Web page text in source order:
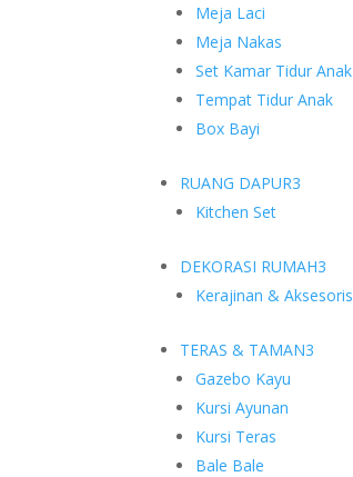
Meja Laci
Meja Nakas
Set Kamar Tidur Anak
Tempat Tidur Anak
Box Bayi
RUANG DAPUR3
Kitchen Set
DEKORASI RUMAH3
Kerajinan & Aksesoris
TERAS & TAMAN3
Gazebo Kayu
Kursi Ayunan
Kursi Teras
Bale Bale